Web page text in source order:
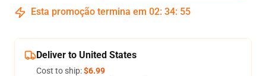
Esta promoção termina em 02: 34: 54
Deliver to United States
Cost to ship:$6.99